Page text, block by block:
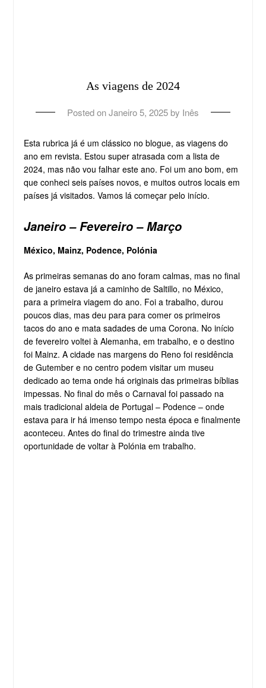
As viagens de 2024
Posted onJaneiro 5, 2025 by Inês
Esta rubrica já é um clássico no blogue, as viagens do
ano em revista. Estou super atrasada com a lista de
2024, mas não vou falhar este ano. Foi um ano bom, em
que conheci seis países novos, e muitos outros locais em
países já visitados. Vamos lá começar pelo início.
Janeiro – Fevereiro – Março
México, Mainz, Podence, Polónia
As primeiras semanas do ano foram calmas, mas no final
de janeiro estava já a caminho de Saltillo, no México,
para a primeira viagem do ano. Foi a trabalho, durou
poucos dias, mas deu para para comer os primeiros
tacos do ano e mata sadades de uma Corona. No início
de fevereiro voltei à Alemanha, em trabalho, e o destino
foi Mainz. A cidade nas margens do Reno foi residência
de Gutember e no centro podem visitar um museu
dedicado ao tema onde há originais das primeiras bíblias
impessas. No final do mês o Carnaval foi passado na
mais tradicional aldeia de Portugal – Podence – onde
estava para ir há imenso tempo nesta época e finalmente
aconteceu. Antes do final do trimestre ainda tive
oportunidade de voltar à Polónia em trabalho.